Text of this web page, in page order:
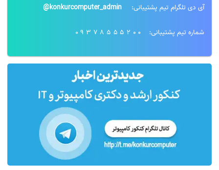
آی دی تلگرام تیم پشتیبانی: konkurcomputer_admin@
شماره تیم پشتیبانی: 09378555200